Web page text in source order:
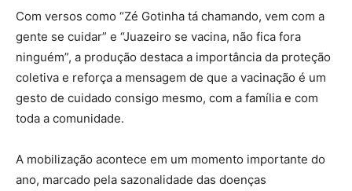
Com versos como “Zé Gotinha tá chamando, vem com a
gente se cuidar” e “Juazeiro se vacina, não fica fora
ninguém”, a produção destaca a importância da proteção
coletiva e reforça a mensagem de que a vacinação é um
gesto de cuidado consigo mesmo, com a família e com
toda a comunidade.
A mobilização acontece em um momento importante do
ano, marcado pela sazonalidade das doenças